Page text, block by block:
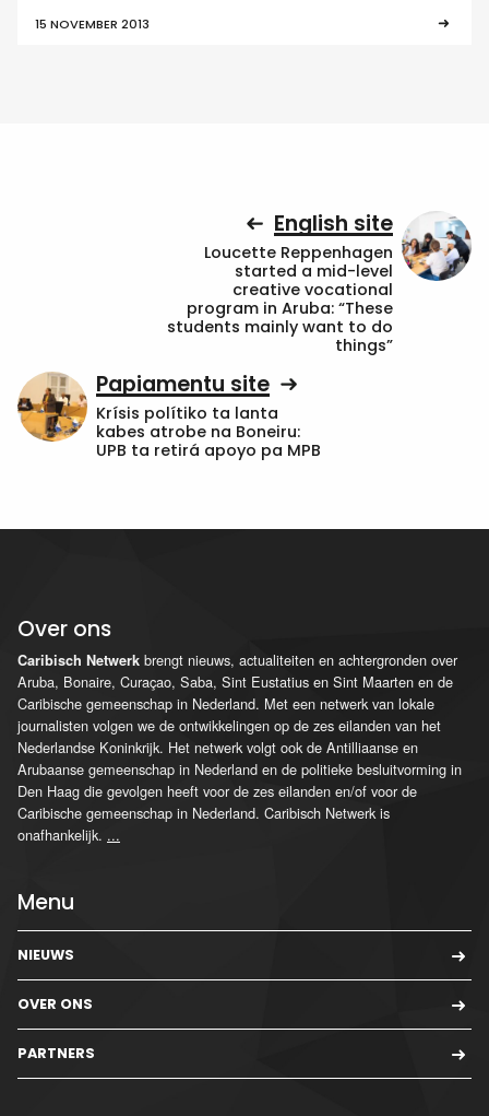
15 NOVEMBER 2013
English site
Loucette Reppenhagen
started a mid-level
creative vocational
program in Aruba: “These
students mainly want to do
things”
Papiamentu site
Krísis polítiko ta lanta
kabes atrobe na Boneiru:
UPB ta retirá apoyo pa MPB
Over ons
Caribisch Netwerk brengt nieuws, actualiteiten en achtergronden over
Aruba, Bonaire, Curaçao, Saba, Sint Eustatius en Sint Maarten en de
Caribische gemeenschap in Nederland. Met een netwerk van lokale
journalisten volgen we de ontwikkelingen op de zes eilanden van het
Nederlandse Koninkrijk. Het netwerk volgt ook de Antilliaanse en
Arubaanse gemeenschap in Nederland en de politieke besluitvorming in
Den Haag die gevolgen heeft voor de zes eilanden en/of voor de
Caribische gemeenschap in Nederland. Caribisch Netwerk is
onafhankelijk. ...
Menu
NIEUWS
OVER ONS
PARTNERS